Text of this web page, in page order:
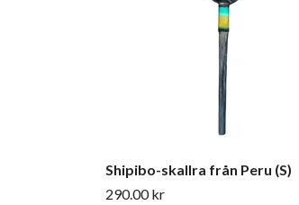
Shipibo-skallra från Peru (S)
290.00 kr